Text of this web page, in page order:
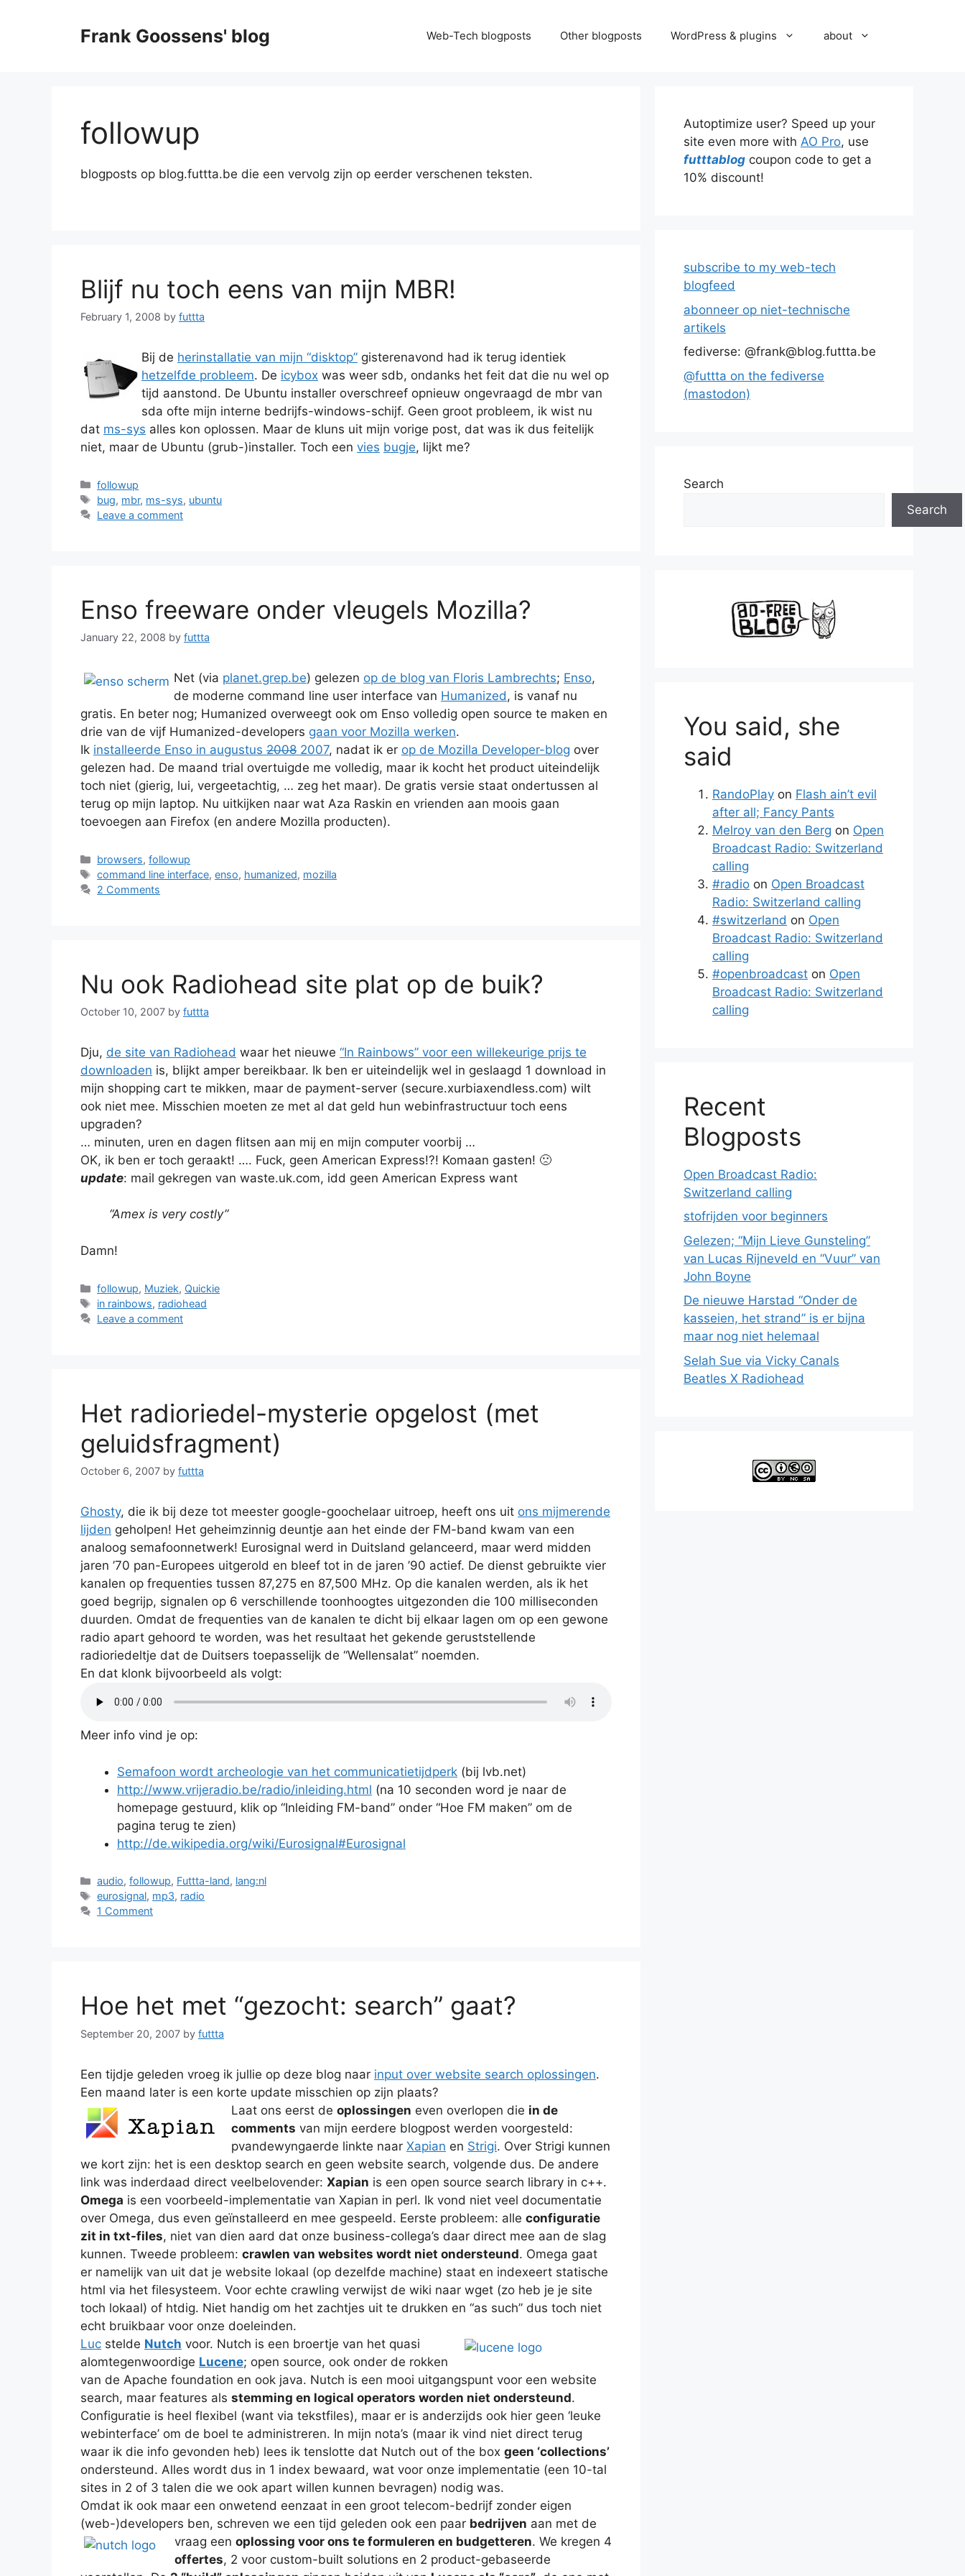
Frank Goossens' blog Web-Tech blogposts Other blogposts WordPress & plugins about
followup
blogposts op blog.futtta.be die een vervolg zijn op eerder verschenen teksten.
Blijf nu toch eens van mijn MBR!
February 1, 2008 by futtta
Bij de herinstallatie van mijn “disktop” gisterenavond had ik terug identiek
hetzelfde probleem. De icybox was weer sdb, ondanks het feit dat die nu wel op
tijd aanstond. De Ubuntu installer overschreef opnieuw ongevraagd de mbr van
sda ofte mijn interne bedrijfs-windows-schijf. Geen groot probleem, ik wist nu
dat ms-sys alles kon oplossen. Maar de kluns uit mijn vorige post, dat was ik dus feitelijk
niet, maar de Ubuntu (grub-)installer. Toch een vies bugje, lijkt me?
Categories
followup
Tags
bug, mbr, ms-sys, ubuntu
Leave a comment
Enso freeware onder vleugels Mozilla?
January 22, 2008 by futtta
Net (via planet.grep.be) gelezen op de blog van Floris Lambrechts; Enso,
de moderne command line user interface van Humanized, is vanaf nu
gratis. En beter nog; Humanized overweegt ook om Enso volledig open source te maken en
drie van de vijf Humanized-developers gaan voor Mozilla werken.
Ik installeerde Enso in augustus 2008 2007, nadat ik er op de Mozilla Developer-blog over
gelezen had. De maand trial overtuigde me volledig, maar ik kocht het product uiteindelijk
toch niet (gierig, lui, vergeetachtig, … zeg het maar). De gratis versie staat ondertussen al
terug op mijn laptop. Nu uitkijken naar wat Aza Raskin en vrienden aan moois gaan
toevoegen aan Firefox (en andere Mozilla producten).
Categories
browsers,followup
Tags
command line interface,enso, humanized, mozilla
2 Comments
Nu ook Radiohead site plat op de buik?
October 10, 2007 by futtta
Dju, de site van Radiohead waar het nieuwe “In Rainbows” voor een willekeurige prijs te
downloaden is, blijkt amper bereikbaar. Ik ben er uiteindelijk wel in geslaagd 1 download in
mijn shopping cart te mikken, maar de payment-server (secure.xurbiaxendless.com) wilt
ook niet mee. Misschien moeten ze met al dat geld hun webinfrastructuur toch eens
upgraden?
… minuten, uren en dagen flitsen aan mij en mijn computer voorbij …
OK, ik ben er toch geraakt! …. Fuck, geen American Express!?! Komaan gasten! 🙁
update: mail gekregen van waste.uk.com, idd geen American Express want
“Amex is very costly”
Damn!
Categories
followup, Muziek, Quickie
Tags
in rainbows, radiohead
Leave a comment
Het radioriedel-mysterie opgelost (met
geluidsfragment)
October 6, 2007 by futtta
Ghosty, die ik bij deze tot meester google-goochelaar uitroep, heeft ons uit ons mijmerende
lijden geholpen! Het geheimzinnig deuntje aan het einde der FM-band kwam van een
analoog semafoonnetwerk! Eurosignal werd in Duitsland gelanceerd, maar werd midden
jaren ’70 pan-Europees uitgerold en bleef tot in de jaren ’90 actief. De dienst gebruikte vier
kanalen op frequenties tussen 87,275 en 87,500 MHz. Op die kanalen werden, als ik het
goed begrijp, signalen op 6 verschillende toonhoogtes uitgezonden die 100 milliseconden
duurden. Omdat de frequenties van de kanalen te dicht bij elkaar lagen om op een gewone
radio apart gehoord te worden, was het resultaat het gekende geruststellende
radioriedeltje dat de Duitsers toepasselijk de “Wellensalat” noemden.
En dat klonk bijvoorbeeld als volgt:
Meer info vind je op:
Semafoon wordt archeologie van het communicatietijdperk (bij lvb.net)
http://www.vrijeradio.be/radio/inleiding.html (na 10 seconden word je naar de
homepage gestuurd, klik op “Inleiding FM-band” onder “Hoe FM maken” om de
pagina terug te zien)
http://de.wikipedia.org/wiki/Eurosignal#Eurosignal
Categories
audio,followup, Futtta-land, lang:nl
Tags
eurosignal, mp3, radio
1 Comment
Hoe het met “gezocht: search” gaat?
September 20, 2007 by futtta
Een tijdje geleden vroeg ik jullie op deze blog naar input over website search oplossingen.
Een maand later is een korte update misschien op zijn plaats?
Laat ons eerst de oplossingen even overlopen die in de
comments van mijn eerdere blogpost werden voorgesteld:
pvandewyngaerde linkte naar Xapian en Strigi. Over Strigi kunnen
we kort zijn: het is een desktop search en geen website search, volgende dus. De andere
link was inderdaad direct veelbelovender: Xapian is een open source search library in c++.
Omega is een voorbeeld-implementatie van Xapian in perl. Ik vond niet veel documentatie
over Omega, dus even geïnstalleerd en mee gespeeld. Eerste probleem: alle configuratie
zit in txt-files, niet van dien aard dat onze business-collega’s daar direct mee aan de slag
kunnen. Tweede probleem: crawlen van websites wordt niet ondersteund. Omega gaat
er namelijk van uit dat je website lokaal (op dezelfde machine) staat en indexeert statische
html via het filesysteem. Voor echte crawling verwijst de wiki naar wget (zo heb je je site
toch lokaal) of htdig. Niet handig om het zachtjes uit te drukken en “as such” dus toch niet
echt bruikbaar voor onze doeleinden.
Luc stelde Nutch voor. Nutch is een broertje van het quasi
alomtegenwoordige Lucene; open source, ook onder de rokken
van de Apache foundation en ook java. Nutch is een mooi uitgangspunt voor een website
search, maar features als stemming en logical operators worden niet ondersteund.
Configuratie is heel flexibel (want via tekstfiles), maar er is anderzijds ook hier geen ‘leuke
webinterface’ om de boel te administreren. In mijn nota’s (maar ik vind niet direct terug
waar ik die info gevonden heb) lees ik tenslotte dat Nutch out of the box geen ‘collections’
ondersteund. Alles wordt dus in 1 index bewaard, wat voor onze implementatie (een 10-tal
sites in 2 of 3 talen die we ook apart willen kunnen bevragen) nodig was.
Omdat ik ook maar een onwetend eenzaat in een groot telecom-bedrijf zonder eigen
(web-)developers ben, schreven we een tijd geleden ook een paar bedrijven aan met de
vraag een oplossing voor ons te formuleren en budgetteren. We kregen 4
offertes, 2 voor custom-built solutions en 2 product-gebaseerde
Autoptimize user? Speed up your
site even more with AO Pro, use
futttablog coupon code to get a
10% discount!
subscribe to my web-tech
blogfeed
abonneer op niet-technische
artikels
fediverse: @frank@blog.futtta.be
@futtta on the fediverse
(mastodon)
Search
Search
You said, she
said
RandoPlay on Flash ain’t evil
after all; Fancy Pants
Melroy van den Berg on Open
Broadcast Radio: Switzerland
calling
#radio on Open Broadcast
Radio: Switzerland calling
#switzerland on Open
Broadcast Radio: Switzerland
calling
#openbroadcast on Open
Broadcast Radio: Switzerland
calling
Recent
Blogposts
Open Broadcast Radio:
Switzerland calling
stofrijden voor beginners
Gelezen; “Mijn Lieve Gunsteling”
van Lucas Rijneveld en “Vuur” van
John Boyne
De nieuwe Harstad “Onder de
kasseien, het strand” is er bijna
maar nog niet helemaal
Selah Sue via Vicky Canals
Beatles X Radiohead